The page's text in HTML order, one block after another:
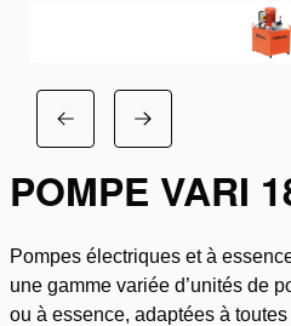
POMPE VARI
Pompes électriques et à
une gamme variée d’unités de
ou à essence, adaptées à